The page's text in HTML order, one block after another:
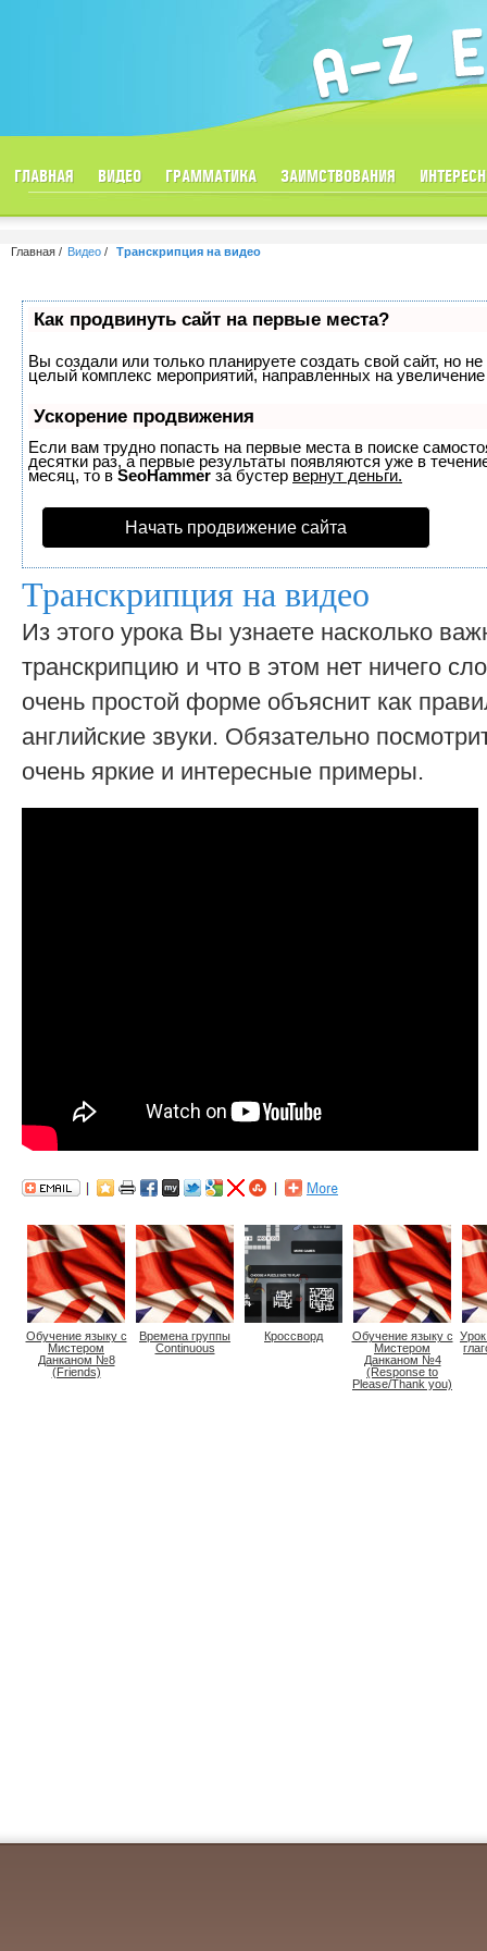
ГЛАВНАЯ ВИДЕО ГРАММАТИКА ЗАИМСТВОВАНИЯ
Главная Видео Транскрипция на видео
Как продвинуть сайт на первые места?
Вы создали или только планируете создать свой сайт, но
целый комплекс мероприятий, направленных на
Ускорение продвижения
Если вам трудно попасть на первые места в поиске
десятки раз, а первые результаты появляются уже в
месяц, то в SeoHammer за бустер вернут деньги.
Начать продвижение сайта
Транскрипция на видео
Из этого урока Вы узнаете насколько
транскрипцию и что в этом нет ничего
очень простой форме объяснит как
английские звуки. Обязательно
очень яркие и интересные примеры.
Обучение языку с
Мистером
Данканом №8
(Friends)
Времена группы
Continuous
Кроссворд
Обучение языку с
Мистером
Данканом №4
(Response to
Please/Thank you)